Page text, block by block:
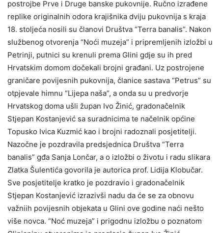
postrojbe Prve i Druge banske pukovnije. Ručno izrađene
replike originalnih odora krajišnika dviju pukovnija s kraja
18. stoljeća nosili su članovi Društva “Terra banalis”. Nakon
službenog otvorenja “Noći muzeja” i pripremljenih izložbi u
Petrinji, putnici su krenuli prema Glini gdje su ih pred
Hrvatskim domom dočekali brojni građani. Uz postrojene
graničare povijesnih pukovnija, članice sastava “Petrus” su
otpjevale himnu “Lijepa naša”, a onda su u predvorje
Hrvatskog doma ušli župan Ivo Žinić, gradonačelnik
Stjepan Kostanjević sa suradnicima te načelnik općine
Topusko Ivica Kuzmić kao i brojni radoznali posjetitelji.
Nazočne je pozdravila predsjednica Društva “Terra
banalis” gđa Sanja Lončar, a o izložbi o životu i radu slikara
Zlatka Šulentića govorila je autorica prof. Lidija Klobučar.
Sve posjetitelje kratko je pozdravio i gradonačelnik
Stjepan Kostanjević izrazivši nadu da će se za obnovu
važniih povijesnih objekata u Glini ove godine naći nešto
više novca. “Noć muzeja” i prigodnu izložbu o poznatom